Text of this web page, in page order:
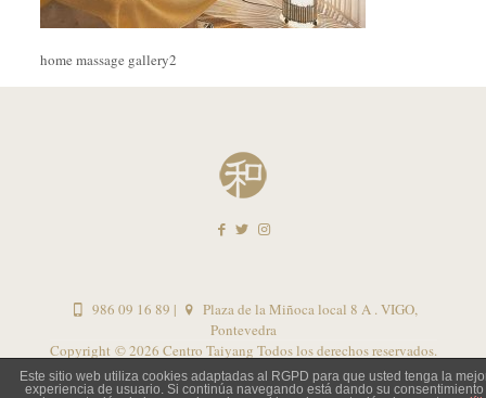
home massage gallery2
986 09 16 89 |
Plaza de la Miñoca local 8 A . VIGO,
Pontevedra
Copyright ©2026 Centro Taiyang Todos los derechos reservados.
Política de privacidad – Uso de cookies|Avisos legales|
Este sitio web utiliza cookies adaptadas al RGPD para que usted tenga la
experiencia de usuario. Si continúa navegando está dando su consentimiento